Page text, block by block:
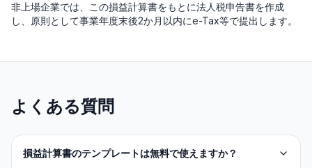
非上場企業では、この損益計算書をもとに法人税申告書を作成
し、原則として事業年度末後2か月以内にe-Tax等で提出します。
よくある質問
損益計算書のテンプレートは無料で使えますか？